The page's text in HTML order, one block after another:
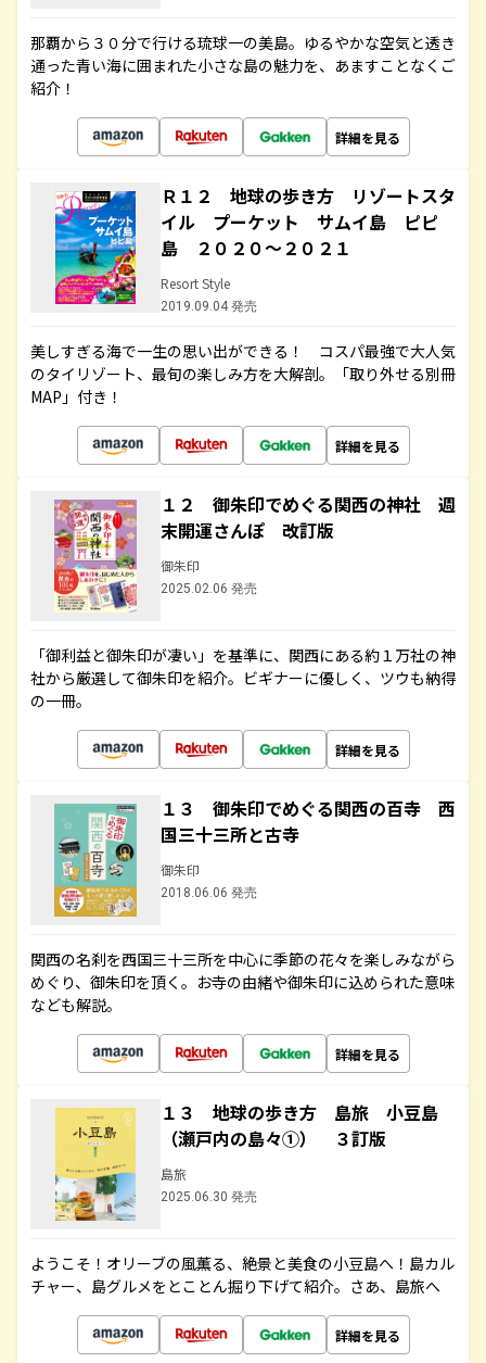
那覇から３０分で行ける琉球一の美島。ゆるやかな空気と透き
通った青い海に囲まれた小さな島の魅力を、あますことなくご
紹介！
詳細を見る
Ｒ１２ 地球の歩き方 リゾートスタ
イル プーケット サムイ島 ピピ
島 ２０２０～２０２１
Resort Style
2019.09.04 発売
美しすぎる海で一生の思い出ができる！ コスパ最強で大人気
のタイリゾート、最旬の楽しみ方を大解剖。「取り外せる別冊
MAP」付き！
詳細を見る
１２ 御朱印でめぐる関西の神社 週
末開運さんぽ 改訂版
御朱印
2025.02.06 発売
「御利益と御朱印が凄い」を基準に、関西にある約１万社の神
社から厳選して御朱印を紹介。ビギナーに優しく、ツウも納得
の一冊。
詳細を見る
１３ 御朱印でめぐる関西の百寺 西
国三十三所と古寺
御朱印
2018.06.06 発売
関西の名刹を西国三十三所を中心に季節の花々を楽しみながら
めぐり、御朱印を頂く。お寺の由緒や御朱印に込められた意味
なども解説。
詳細を見る
１３ 地球の歩き方 島旅 小豆島
（瀬戸内の島々①） ３訂版
島旅
2025.06.30 発売
ようこそ！オリーブの風薫る、絶景と美食の小豆島へ！島カル
チャー、島グルメをとことん掘り下げて紹介。さあ、島旅へ
詳細を見る